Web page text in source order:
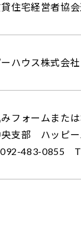
住宅経営者協
ハウス株式会社
フォームまた
支部 ハッピー
092-483-0855